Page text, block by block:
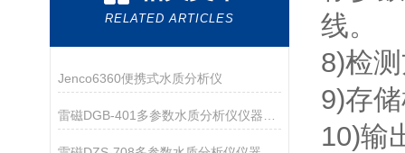
RELATED ARTICLES
Jenco6360便携式水质分析仪
线。
8)检
9)存
10)输